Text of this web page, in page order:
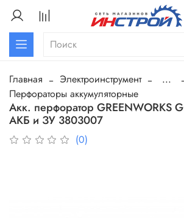
Главная Электроинструмент
...
Перфораторы аккумуляторные
Акк. перфоратор GREENWORKS
АКБ и ЗУ 3803007
(0)